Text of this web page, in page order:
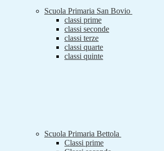
Scuola Primaria San Bovio
classi prime
classi seconde
classi terze
classi quarte
classi quinte
Scuola Primaria Bettola
Classi prime